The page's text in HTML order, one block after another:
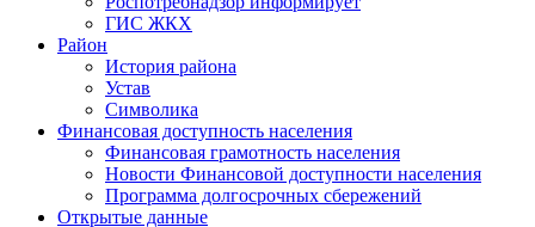
ГИС ЖКХ
Район
История района
Устав
Символика
Финансовая доступность населения
Финансовая грамотность населения
Новости Финансовой доступности населения
Программа долгосрочных сбережений
Открытые данные